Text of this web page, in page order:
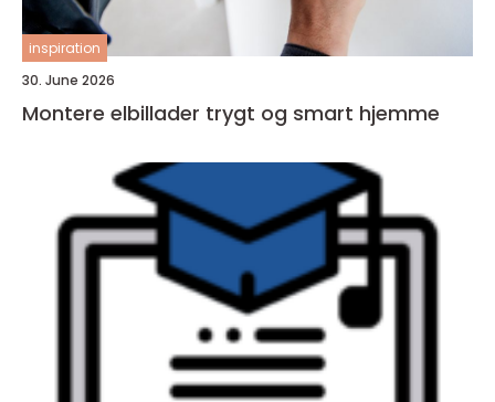
inspiration
30. June 2026
Montere elbillader trygt og smart hjemme